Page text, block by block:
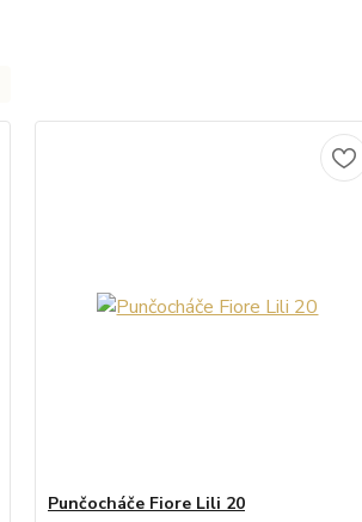
Punčocháče Fiore Lili 20